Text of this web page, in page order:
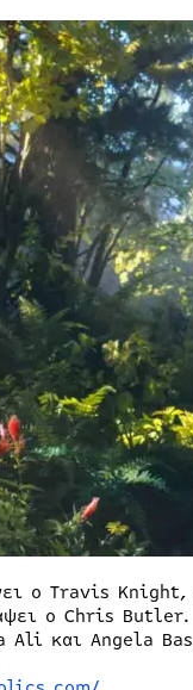
ο Travis
ο Chris
Ali και Angela